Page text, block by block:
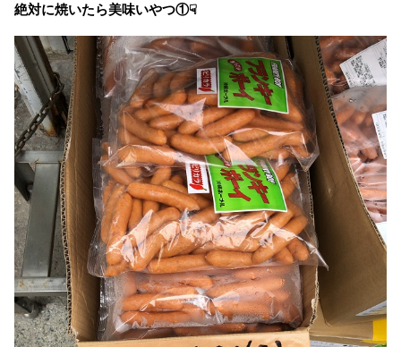
絶対に焼いたら美味いやつ①☟